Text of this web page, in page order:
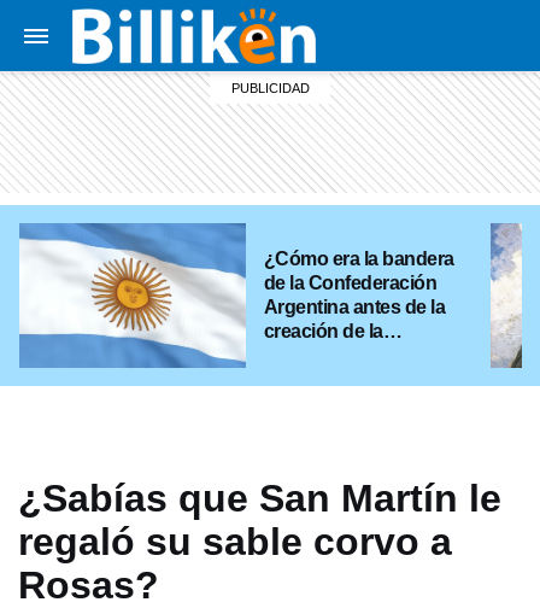
¿Cómo era la bandera
de la Confederación
Argentina antes de la
creación de la
¿Sabías que San Martín le
regaló su sable corvo a
Rosas?